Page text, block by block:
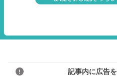
記事内に広告